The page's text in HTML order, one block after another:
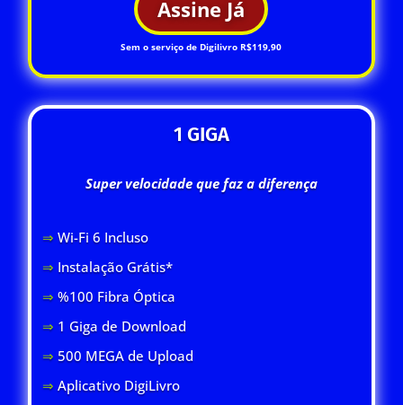
Assine Já
Sem o serviço de Digilivro R$119,90
1 GIGA
Super velocidade que faz a diferença
⇒ Wi-Fi 6 Incluso
⇒ Instalação Grátis*
⇒ %100 Fibra Óptica
⇒ 1 Giga de Download
⇒ 500 MEGA de Upload
⇒Aplicativo DigiLivro